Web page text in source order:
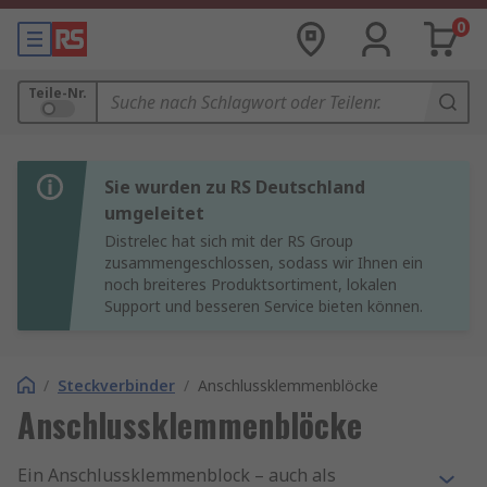
0
Teile-Nr.
Sie wurden zu RS Deutschland
umgeleitet
Distrelec hat sich mit der RS Group
zusammengeschlossen, sodass wir Ihnen ein
noch breiteres Produktsortiment, lokalen
Support und besseren Service bieten können.
/ Steckverbinder / Anschlussklemmenblöcke
Anschlussklemmenblöcke
Ein Anschlussklemmenblock – auch als